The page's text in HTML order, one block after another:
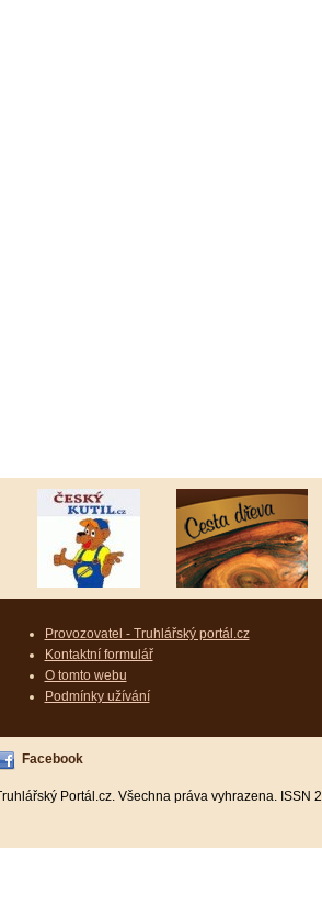
Provozovatel - Truhlářský portál.cz
Kontaktní formulář
O tomto webu
Podmínky užívání
Facebook
Portál.cz. Všechna práva vyhrazena.